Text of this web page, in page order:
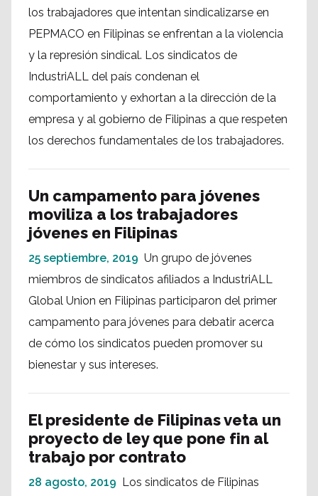
los trabajadores que intentan sindicalizarse en
PEPMACO en Filipinas se enfrentan a la violencia
y la represión sindical. Los sindicatos de
IndustriALL del país condenan el
comportamiento y exhortan a la dirección de la
empresa y al gobierno de Filipinas a que respeten
los derechos fundamentales de los trabajadores.
Un campamento para jóvenes
moviliza a los trabajadores
jóvenes en Filipinas
25 septiembre, 2019 Un grupo de jóvenes
miembros de sindicatos afiliados a IndustriALL
Global Union en Filipinas participaron del primer
campamento para jóvenes para debatir acerca
de cómo los sindicatos pueden promover su
bienestar y sus intereses.
El presidente de Filipinas veta un
proyecto de ley que pone fin al
trabajo por contrato
28 agosto, 2019 Los sindicatos de Filipinas